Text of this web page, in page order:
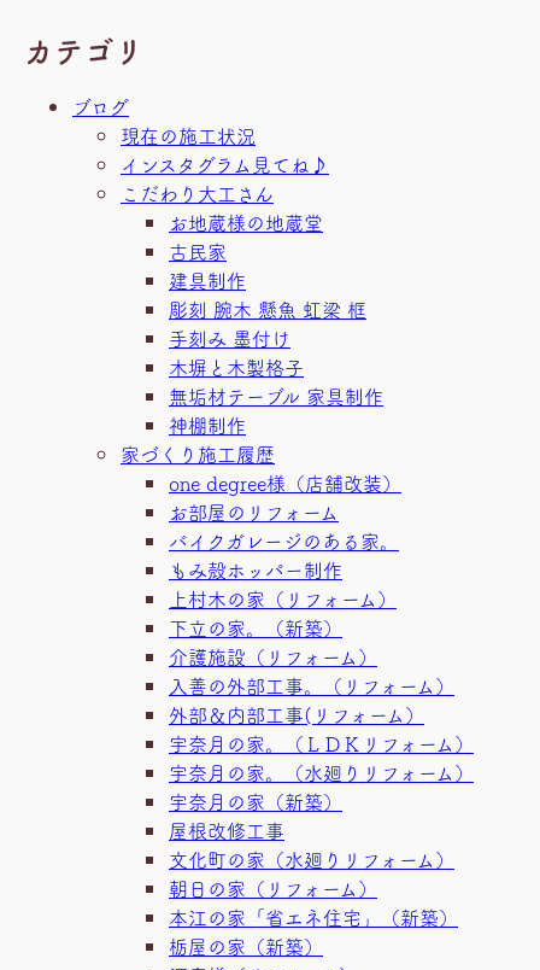
カテゴリ
ブログ
現在の施工状況
インスタグラム見てね♪
こだわり大工さん
お地蔵様の地蔵堂
古民家
建具制作
彫刻 腕木 懸魚 虹梁 框
手刻み 墨付け
木塀と木製格子
無垢材テーブル 家具制作
神棚制作
家づくり施工履歴
one degree様（店舗改装）
お部屋のリフォーム
バイクガレージのある家。
もみ殻ホッパー制作
上村木の家（リフォーム）
下立の家。（新築）
介護施設（リフォーム）
入善の外部工事。（リフォーム）
外部＆内部工事(リフォーム）
宇奈月の家。（ＬＤＫリフォーム）
宇奈月の家。（水廻りリフォーム）
宇奈月の家（新築）
屋根改修工事
文化町の家（水廻りリフォーム）
朝日の家（リフォーム）
本江の家「省エネ住宅」（新築）
栃屋の家（新築）